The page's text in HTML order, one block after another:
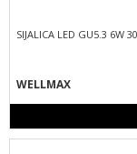
SIJALICA LED GU5.3 6W
WELLMAX